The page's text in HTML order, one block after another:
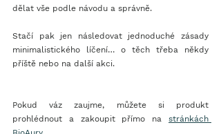
dělat vše podle návodu a správně.
Stačí pak jen následovat jednoduché zásady
minimalistického líčení… o těch třeba někdy
příště nebo na další akci.
Pokud váz zaujme, můžete si produkt
prohlédnout a zakoupit přímo na stránkách